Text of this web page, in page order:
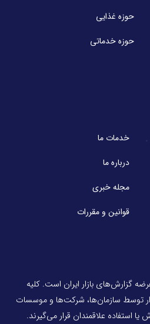
حوزه غذایی
حوزه خدماتی
خدمات ما
درباره ما
مجله خبری
قوانین و مقررات
گزارش‌های بازار ایران است. کلیه
توسط سازمان‌ها، شرکت‌ها و موسسات
استفاده علاقمندان قرار می‌گیرند.